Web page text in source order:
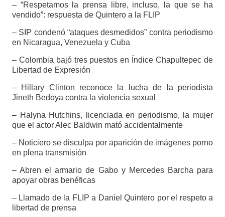
– “Respetamos la prensa libre, incluso, la que se ha
vendido”: respuesta de Quintero a la FLIP
– SIP condenó “ataques desmedidos” contra periodismo
en Nicaragua, Venezuela y Cuba
– Colombia bajó tres puestos en Índice Chapultepec de
Libertad de Expresión
– Hillary Clinton reconoce la lucha de la periodista
Jineth Bedoya contra la violencia sexual
– Halyna Hutchins, licenciada en periodismo, la mujer
que el actor Alec Baldwin mató accidentalmente
– Noticiero se disculpa por aparición de imágenes porno
en plena transmisión
– Abren el armario de Gabo y Mercedes Barcha para
apoyar obras benéficas
– Llamado de la FLIP a Daniel Quintero por el respeto a
libertad de prensa